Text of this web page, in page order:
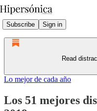
Subscribe Sign in
Read
Lo mejor de cada año
Los 51 mejores